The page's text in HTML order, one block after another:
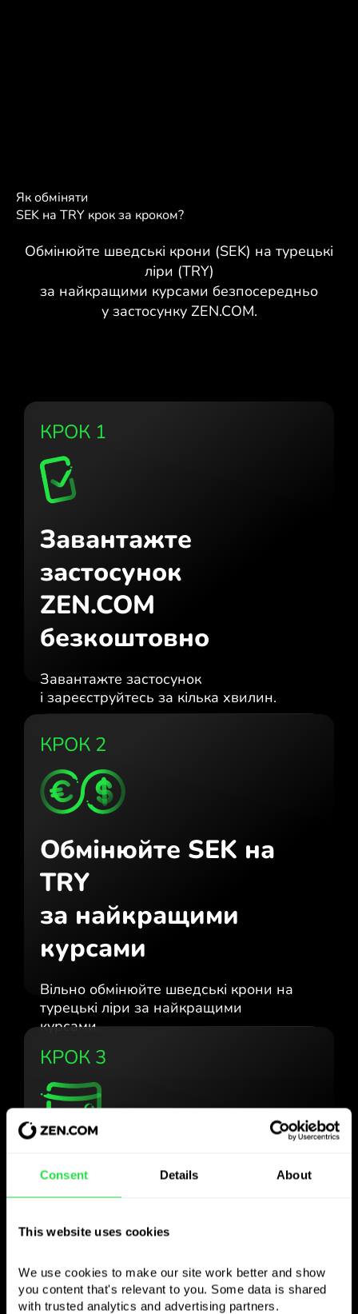
Consent Details About
This website uses cookies
We use cookies to make our site work better and show
you content that's relevant to you. Some data is shared
with trusted analytics and advertising partners.
Як обміняти
SEK на TRY крок за кроком?
Обмінюйте шведські крони (SEK) на турецькі
ліри (TRY)
за найкращими курсами безпосередньо
у застосунку ZEN.COM.
КРОК 1
Завантажте
застосунок
ZEN.COM
безкоштовно
Завантажте застосунок
і зареєструйтесь за кілька хвилин.
КРОК 2
Обмінюйте SEK на
TRY
за найкращими
курсами
Вільно обмінюйте шведські крони на
турецькі ліри за найкращими
курсами.
КРОК 3
обраною валютою
так, як Вам зручно
Надсилайте гроші за кордон,
знімайте з банкоматів без
комісії, платіть мультивалютною карткою